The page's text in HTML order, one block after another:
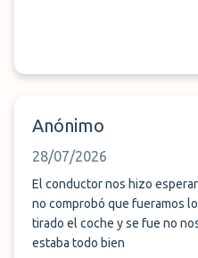
Anónimo
28/07/2026
El conductor nos hizo
no comprobó que fueramos
tirado el coche y se fue no
estaba todo bien